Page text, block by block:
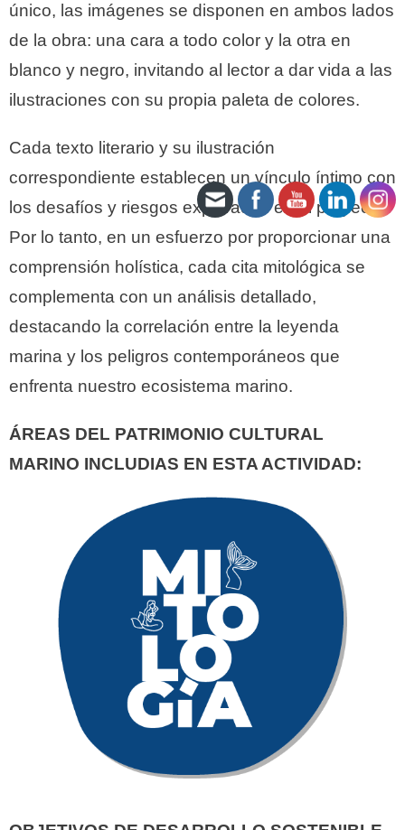
único, las imágenes se disponen en ambos lados
de la obra: una cara a todo color y la otra en
blanco y negro, invitando al lector a dar vida a las
ilustraciones con su propia paleta de colores.
Cada texto literario y su ilustración
correspondiente establecen un vínculo íntimo con
los desafíos y riesgos explorados en el proyecto.
Por lo tanto, en un esfuerzo por proporcionar una
comprensión holística, cada cita mitológica se
complementa con un análisis detallado,
destacando la correlación entre la leyenda
marina y los peligros contemporáneos que
enfrenta nuestro ecosistema marino.
ÁREAS DEL PATRIMONIO CULTURAL
MARINO INCLUDIAS EN ESTA ACTIVIDAD: